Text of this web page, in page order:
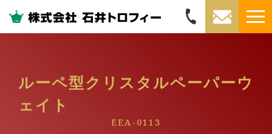
ルーペ型クリスタルペーパーウ
ェイト
EEA-0113